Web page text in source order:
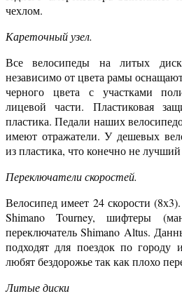
чехлом.
Кареточный узел.
Все велосипеды на литых
независимо от цвета рамы
черного цвета с участками
лицевой части. Пластиковая
пластика. Педали наших
имеют отражатели. У дешевых
из пластика, что конечно не
Переключатели скоростей.
Велосипед имеет 24 скорости
Shimano Tourney, шифтеры
переключатель Shimano Altus.
подходят для поездок по
любят бездорожье так как плохо
Литые диски